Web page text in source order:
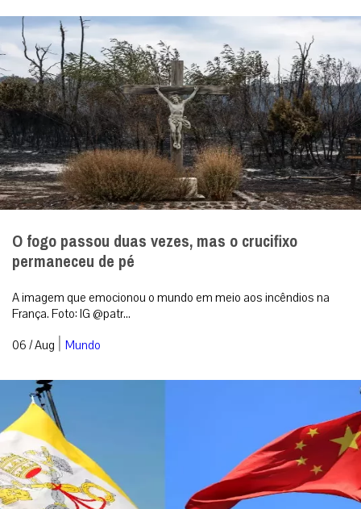
A imagem que emocionou o mundo em meio aos incêndios na
França. Foto: IG @patr...
06 / Aug|Mundo
China: o maior teste diplomático de Leão XIV
ainda está por vir
Os próximos dois anos mostrarão se o Papa Leão XIV pretende
apenas administrar a herança de Francisco ou reformulá-la.
Redação (05/08/2...
06 / Aug |Análise